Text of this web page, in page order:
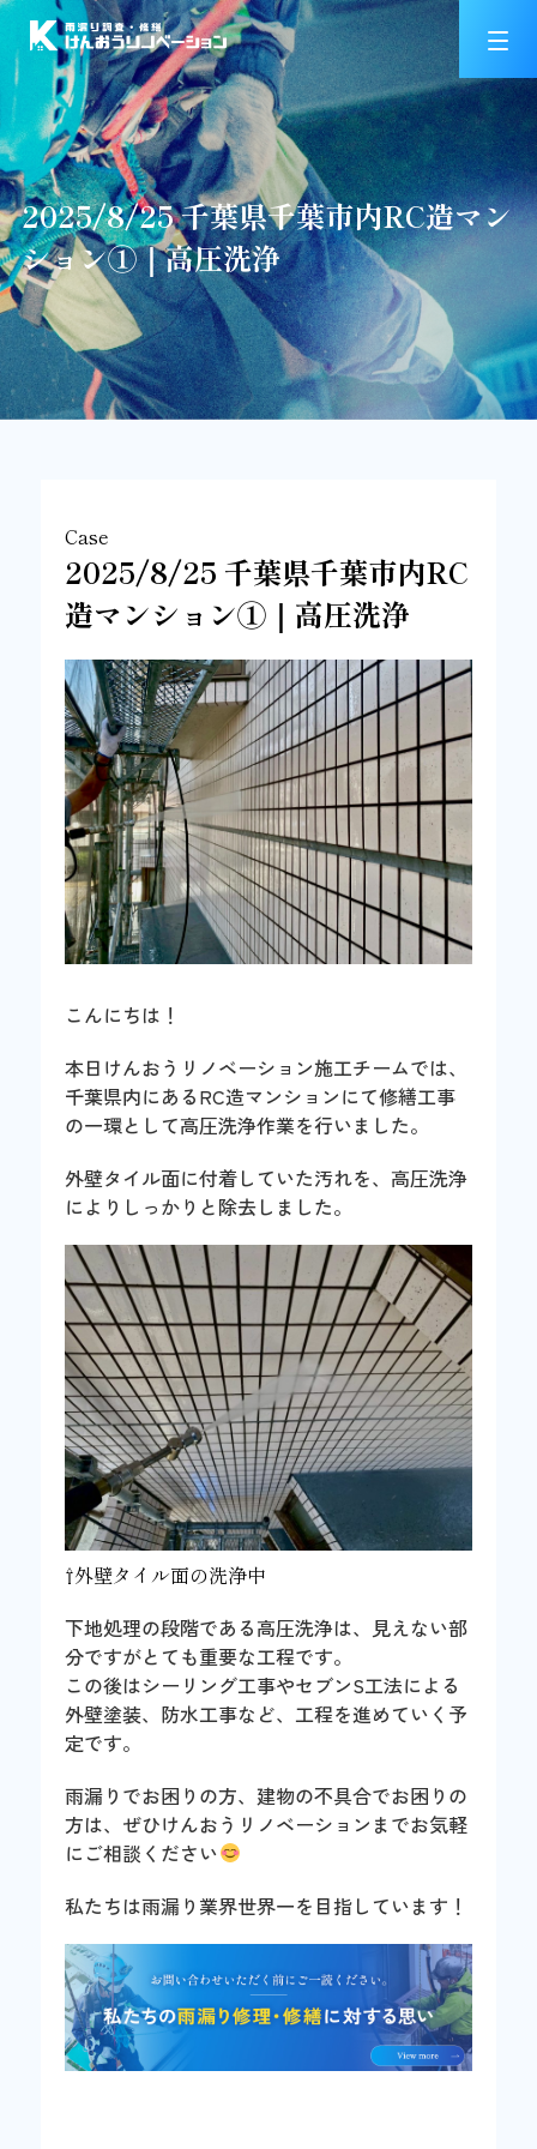
2025/8/25 千葉県千葉市内RC造マン
ション①｜高圧洗浄
Case
2025/8/25 千葉県千葉市内RC
造マンション①｜高圧洗浄
こんにちは！
本日けんおうリノベーション施工チームでは、
千葉県内にあるRC造マンションにて修繕工事
の一環として高圧洗浄作業を行いました。
外壁タイル面に付着していた汚れを、高圧洗浄
によりしっかりと除去しました。
⇧外壁タイル面の洗浄中
下地処理の段階である高圧洗浄は、見えない部
分ですがとても重要な工程です。
この後はシーリング工事やセブンS工法による
外壁塗装、防水工事など、工程を進めていく予
定です。
雨漏りでお困りの方、建物の不具合でお困りの
方は、ぜひけんおうリノベーションまでお気軽
にご相談ください
私たちは雨漏り業界世界一を目指しています！